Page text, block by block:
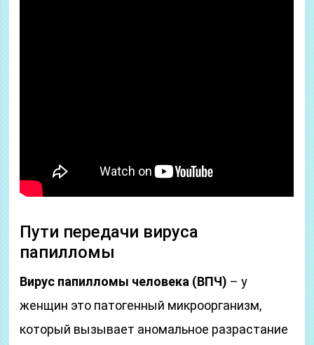
Пути передачи вируса
папилломы
Вирус папилломы человека (ВПЧ) – у
женщин это патогенный микроорганизм,
который вызывает аномальное разрастание